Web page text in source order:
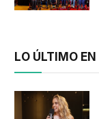
LO ÚLTIMO EN